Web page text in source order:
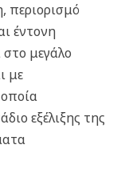
περιορισμό
έντονη
μεγάλο
με
εξέλιξης της